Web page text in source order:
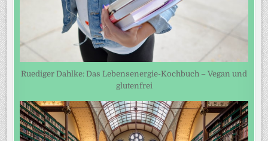
Ruediger Dahlke: Das Lebensenergie-Kochbuch – Vegan und
glutenfrei